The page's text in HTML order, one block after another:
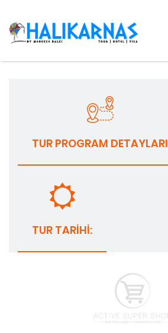
TUR PROGRAM DETAYLARI
TUR TARIHI: